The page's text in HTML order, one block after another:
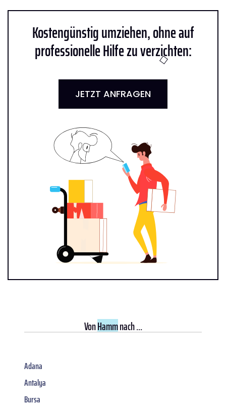
Kostengünstig umziehen, ohne auf
professionelle Hilfe zu verzichten:
JETZT ANFRAGEN
VonHammnach ...
Adana
Antalya
Bursa